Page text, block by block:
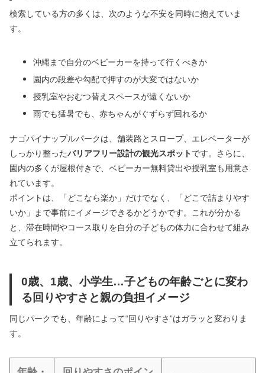
検索している方の多くは、次のような不安を同時に抱えていま
す。
沖縄まで自分のベビーカーを持って行くべきか
園内の段差や勾配で押すのが大変ではないか
授乳室やおむつ替えスペースが遠くないか
雨でも猛暑でも、赤ちゃんがぐずらず回れるか
ナゴパイナップルパークは、舗装路とスロープ、エレベーターが
しっかり整ったバリアフリー設計の観光スポットです。さらに、
園内の多くが屋根付きで、ベビーカー無料貸出や授乳室も用意さ
れています。
ポイントは、「どこなら楽か」だけでなく、「どこで詰まりやす
いか」まで事前にイメージできるかどうかです。これが分かる
と、滞在時間やコース取りを自分の子どもの体力に合わせて組み
立てられます。
0歳、1歳、小学生…子どもの年齢ごとに変わ
る回りやすさと親の負担イメージ
同じパークでも、年齢によって“回りやすさ”はガラッと変わりま
す。